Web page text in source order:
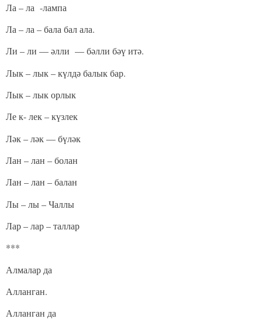
Ла – ла -лампа
Ла – ла – бала бал ала.
Ли – ли — әлли — бәлли бәү итә.
Лык – лык – күлдә балык бар.
Лык – лык орлык
Ле к- лек – күзлек
Ләк – ләк — бүләк
Лан – лан – болан
Лан – лан – балан
Лы – лы – Чаллы
Лар – лар – таллар
***
Алмалар да
Алланган.
Алланган да